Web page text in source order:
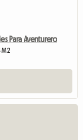
Para Aventurero
M2